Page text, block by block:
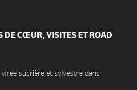
DE CŒUR, VISITES ET ROAD
sucrière et sylvestre dans